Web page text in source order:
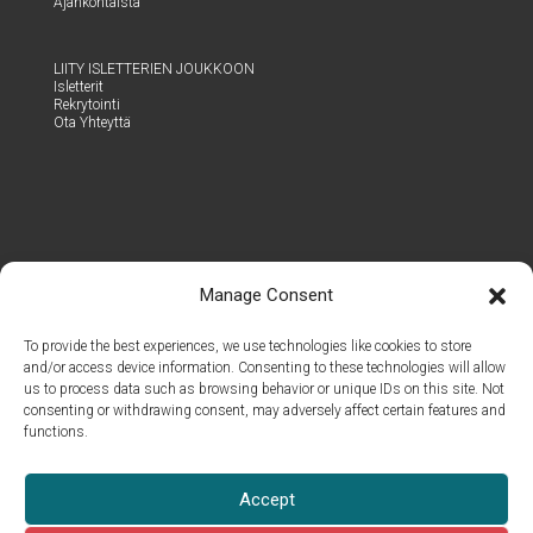
Manage Consent
To provide the best experiences, we use technologies like cookies to store
and/or access device information. Consenting to these technologies will allow
us to process data such as browsing behavior or unique IDs on this site. Not
consenting or withdrawing consent, may adversely affect certain features and
functions.
Accept
LII­TY ISLET­TE­RIEN JOUKKOON
Islet­te­rit
Rek­ry­toin­ti
Ota Yhteyt­tä